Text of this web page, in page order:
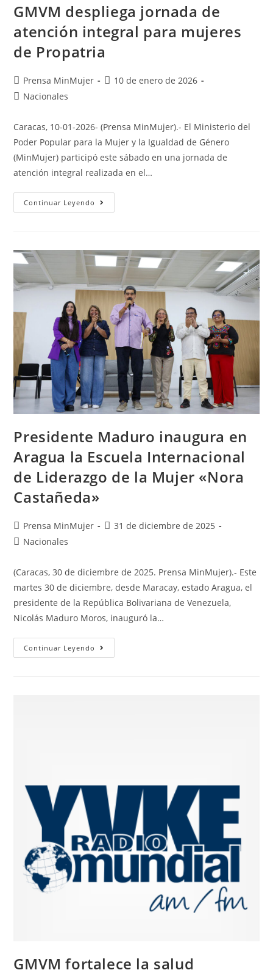
GMVM despliega jornada de
atención integral para mujeres
de Propatria
Prensa MinMujer
10 de enero de 2026
Nacionales
Caracas, 10-01-2026- (Prensa MinMujer).- El Ministerio del
Poder Popular para la Mujer y la Igualdad de Género
(MinMujer) participó este sábado en una jornada de
atención integral realizada en el…
Continuar Leyendo
Presidente Maduro inaugura en
Aragua la Escuela Internacional
de Liderazgo de la Mujer «Nora
Castañeda»
Prensa MinMujer
31 de diciembre de 2025
Nacionales
(Caracas, 30 de diciembre de 2025. Prensa MinMujer).- Este
martes 30 de diciembre, desde Maracay, estado Aragua, el
presidente de la República Bolivariana de Venezuela,
Nicolás Maduro Moros, inauguró la…
Continuar Leyendo
GMVM fortalece la salud